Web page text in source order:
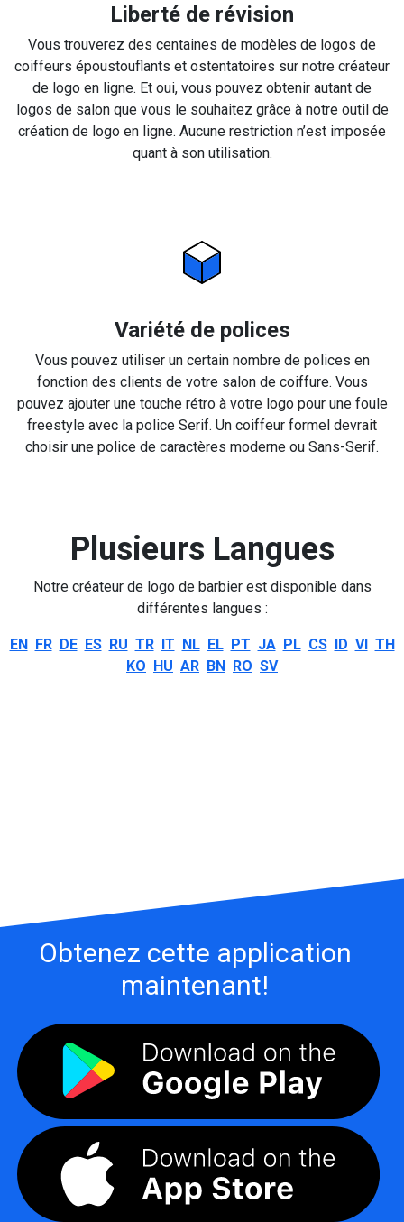
Liberté de révision
Vous trouverez des centaines de modèles de logos de
coiffeurs époustouflants et ostentatoires sur notre créateur
de logo en ligne. Et oui, vous pouvez obtenir autant de
logos de salon que vous le souhaitez grâce à notre outil de
création de logo en ligne. Aucune restriction n’est imposée
quant à son utilisation.
Variété de polices
Vous pouvez utiliser un certain nombre de polices en
fonction des clients de votre salon de coiffure. Vous
pouvez ajouter une touche rétro à votre logo pour une foule
freestyle avec la police Serif. Un coiffeur formel devrait
choisir une police de caractères moderne ou Sans-Serif.
Plusieurs Langues
Notre créateur de logo de barbier est disponible dans
différentes langues :
EN FR DE ES RU TR IT NL EL PT JA PL CS ID VI TH
KO HU AR BN RO SV
Obtenez cette application
maintenant!